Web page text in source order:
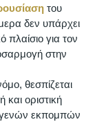
του
δεν υπάρχει
για τον
στην
θεσπίζεται
και οριστική
εκπομπών